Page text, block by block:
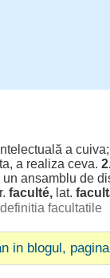
a cuiva;
, a realiza ceva.
un ansamblu de
faculté, lat.
definitia facultatile
in blogul,